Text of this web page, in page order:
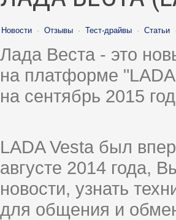
Новости · Отзывы · Тест-драйвы · Статьи ·
Лада Веста - это
на платформе
на сентябрь 2015
LADA Vesta был
августе 2014 года,
новости, узнать
для общения и